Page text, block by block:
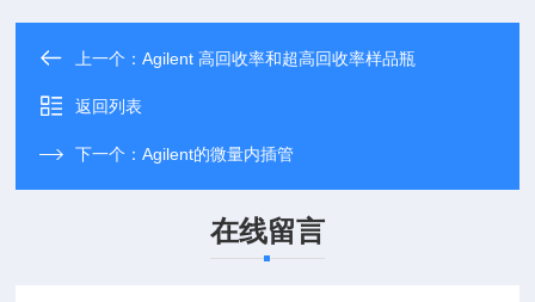
上一个：Agilent 高回收率和超高回收率样品瓶
返回列表
下一个：Agilent的微量内插管
在线留言